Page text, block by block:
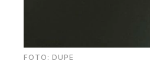
FOTО: DUPE